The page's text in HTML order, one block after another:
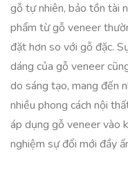
gỗ tự nhiên, bảo tồn tài
phẩm từ gỗ veneer
đặt hơn so với gỗ đặc.
dáng của gỗ veneer
do sáng tạo, mang đến
nhiều phong cách nội
áp dụng gỗ veneer vào
nghiệm sự đổi mới đầy